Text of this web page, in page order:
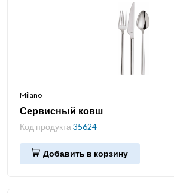
Milano
Сервисный ковш
Код продукта 35624
Добавить в корзину